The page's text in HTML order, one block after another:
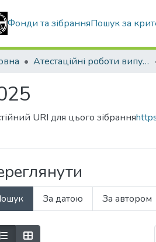
Фонди та зібранняПошук за
Атестаційні роботи випускників
URI для цього зібрання
За датою За автором